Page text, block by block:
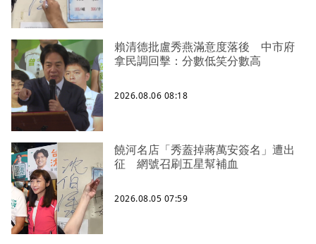
賴清德批盧秀燕滿意度落後 中市府
拿民調回擊：分數低笑分數高
2026.08.06 08:18
饒河名店「秀蓋掉蔣萬安簽名」遭出
征 網號召刷五星幫補血
2026.08.05 07:59